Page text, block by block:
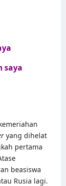
saya
yang dihelat
pertama
beasiswa
Rusia lagi.